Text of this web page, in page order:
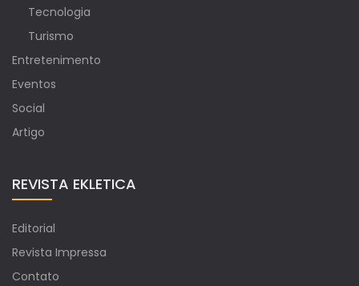
Tecnologia
Turismo
Entretenimento
Eventos
Social
Artigo
REVISTA EKLETICA
Editorial
Revista Impressa
Contato